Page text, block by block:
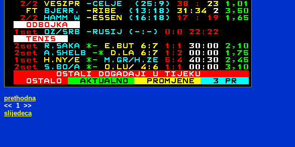
prethodna
<< 1 >>
slijedeca